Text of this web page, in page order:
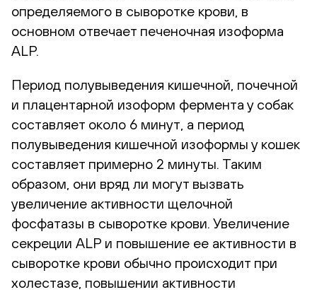
определяемого в сыворотке крови, в
основном отвечает печеночная изоформа
ALP.
Период полувыведения кишечной, почечной
и плацентарной изоформ фермента у собак
составляет около 6 минут, а период
полувыведения кишечной изоформы у кошек
составляет примерно 2 минуты. Таким
образом, они вряд ли могут вызвать
увеличение активности щелочной
фосфатазы в сыворотке крови. Увеличение
секреции ALP и повышение ее активности в
сыворотке крови обычно происходит при
холестазе, повышении активности